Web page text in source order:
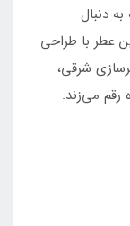
دنبال
عطر با طراحی
شرقی،
رقم می‌زند.